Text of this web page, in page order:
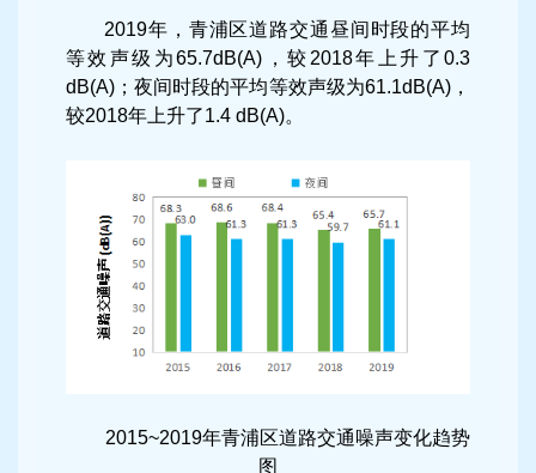
2019年，青浦区道路交通昼间时段的平均
等效声级为65.7dB(A)，较2018年上升了0.3
dB(A)；夜间时段的平均等效声级为61.1dB(A)，
较2018年上升了1.4 dB(A)。
2015~2019年青浦区道路交通噪声变化趋势
图